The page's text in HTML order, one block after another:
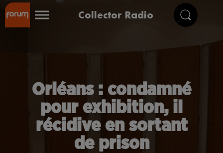
Collector Radio
Orléans : condamné
pour exhibition, il
récidive en sortant
de prison